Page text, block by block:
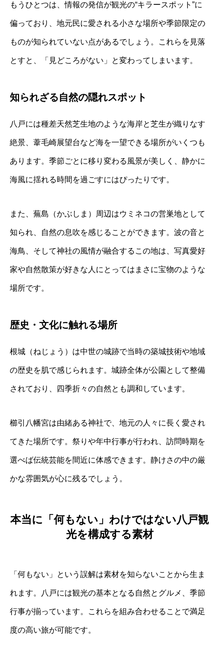
もうひとつは、情報の発信が観光の“キラースポット”に
偏っており、地元民に愛される小さな場所や季節限定の
ものが知られていない点があるでしょう。これらを見落
とすと、「見どころがない」と変わってしまいます。
知られざる自然の隠れスポット
八戸には種差天然芝生地のような海岸と芝生が織りなす
絶景、葦毛崎展望台など海を一望できる場所がいくつも
あります。季節ごとに移り変わる風景が美しく、静かに
海風に揺れる時間を過ごすにはぴったりです。
また、蕪島（かぶしま）周辺はウミネコの営巣地として
知られ、自然の息吹を感じることができます。波の音と
海鳥、そして神社の風情が融合するこの地は、写真愛好
家や自然散策が好きな人にとってはまさに宝物のような
場所です。
歴史・文化に触れる場所
根城（ねじょう）は中世の城跡で当時の築城技術や地域
の歴史を肌で感じられます。城跡全体が公園として整備
されており、四季折々の自然とも調和しています。
櫛引八幡宮は由緒ある神社で、地元の人々に長く愛され
てきた場所です。祭りや年中行事が行われ、訪問時期を
選べば伝統芸能を間近に体感できます。静けさの中の厳
かな雰囲気が心に残るでしょう。
本当に「何もない」わけではない八戸観
光を構成する素材
「何もない」という誤解は素材を知らないことから生ま
れます。八戸には観光の基本となる自然とグルメ、季節
行事が揃っています。これらを組み合わせることで満足
度の高い旅が可能です。